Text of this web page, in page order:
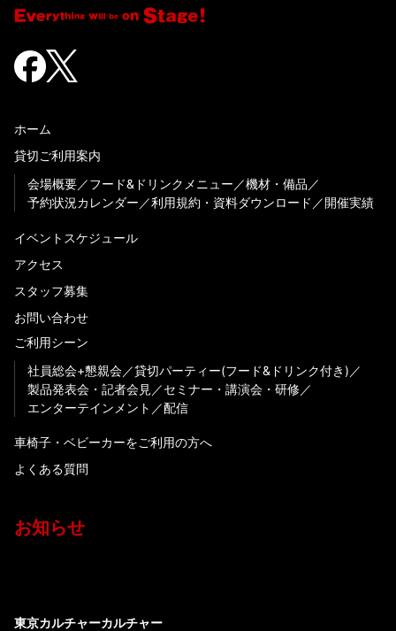
ホーム
貸切ご利用案内
会場概要
フード&ドリンクメニュー
機材・備品
予約状況カレンダー
利用規約・資料ダウンロード 開催実績
イベントスケジュール
アクセス
スタッフ募集
お問い合わせ
ご利用シーン
社員総会+懇親会
貸切パーティー(フード&ドリンク付き)
製品発表会・記者会見
セミナー・講演会・研修
エンターテインメント
配信
車椅子・ベビーカーをご利用の方へ
よくある質問
お知らせ
東京カルチャーカルチャー